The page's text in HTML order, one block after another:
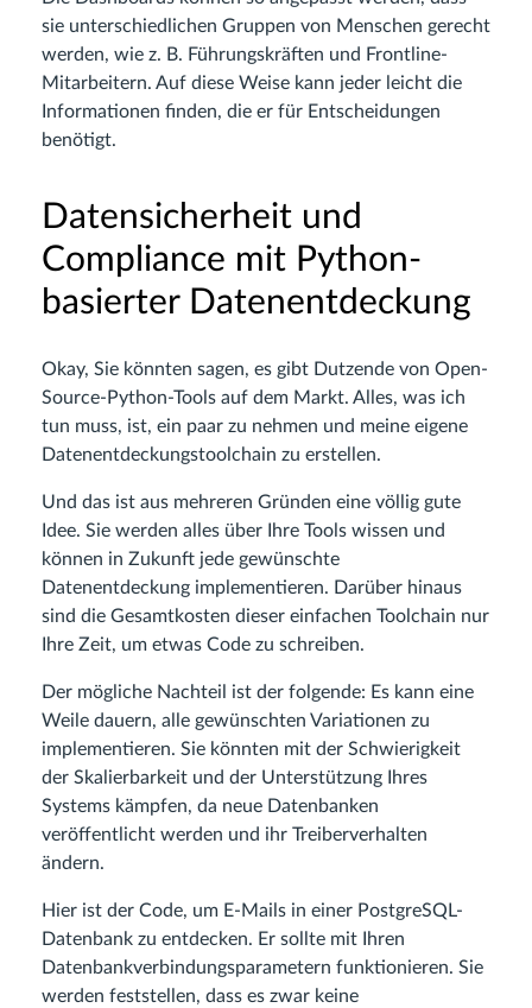
sie unterschiedlichen Gruppen von Menschen gerecht
werden, wie z. B. Führungskräften und Frontline-
Mitarbeitern. Auf diese Weise kann jeder leicht die
Informationen finden, die er für Entscheidungen
benötigt.
Datensicherheit und
Compliance mit Python-
basierter Datenentdeckung
Okay, Sie könnten sagen, es gibt Dutzende von Open-
Source-Python-Tools auf dem Markt. Alles, was ich
tun muss, ist, ein paar zu nehmen und meine eigene
Datenentdeckungstoolchain zu erstellen.
Und das ist aus mehreren Gründen eine völlig gute
Idee. Sie werden alles über Ihre Tools wissen und
können in Zukunft jede gewünschte
Datenentdeckung implementieren. Darüber hinaus
sind die Gesamtkosten dieser einfachen Toolchain nur
Ihre Zeit, um etwas Code zu schreiben.
Der mögliche Nachteil ist der folgende: Es kann eine
Weile dauern, alle gewünschten Variationen zu
implementieren. Sie könnten mit der Schwierigkeit
der Skalierbarkeit und der Unterstützung Ihres
Systems kämpfen, da neue Datenbanken
veröffentlicht werden und ihr Treiberverhalten
ändern.
Hier ist der Code, um E-Mails in einer PostgreSQL-
Datenbank zu entdecken. Er sollte mit Ihren
Datenbankverbindungsparametern funktionieren. Sie
werden feststellen, dass es zwar keine